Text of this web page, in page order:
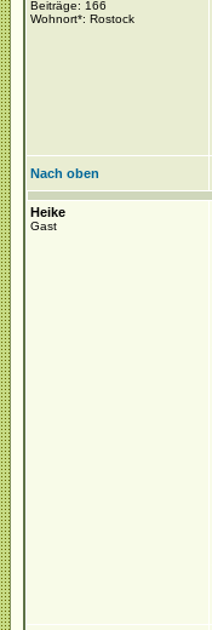
Beiträge: 166
Wohnort*: Rostock
Nach oben
Heike
Gast